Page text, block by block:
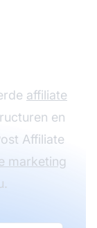
affiliate
en
Affiliate
marketing